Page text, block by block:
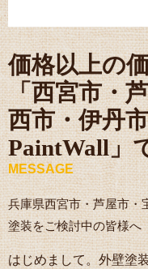
価格以上の
「西宮市・
西市・伊丹
PaintWall」
MESSAGE
兵庫県西宮市・芦屋市・
塗装をご検討中の皆様へ
はじめまして。外壁塗